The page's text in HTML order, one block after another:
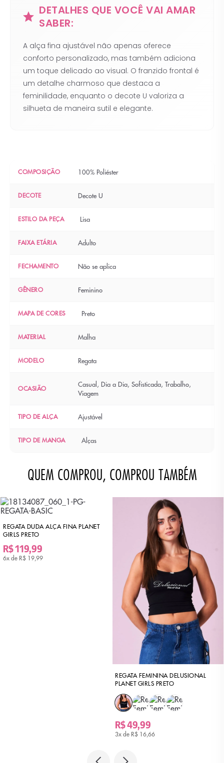
DETALHES QUE VOCÊ VAI AMAR
SABER:
A alça fina ajustável não apenas oferece
conforto personalizado, mas também adiciona
um toque delicado ao visual. O franzido frontal é
um detalhe charmoso que destaca a
feminilidade, enquanto o decote U valoriza a
silhueta de maneira sutil e elegante.
COMPOSIÇÃO 100% Poliéster
DECOTE Decote U
ESTILO DA PEÇA Lisa
FAIXA ETÁRIA Adulto
FECHAMENTO Não se aplica
GÊNERO Feminino
MAPA DE CORES Preto
MATERIAL Malha
MODELO Regata
OCASIÃO
Casual, Dia a Dia, Sofisticada, Trabalho,
Viagem
TIPO DE ALÇA Ajustável
TIPO DE MANGA Alças
QUEM COMPROU, COMPROU TAMBÉM
REGATA DUDA ALÇA FINA PLANET
GIRLS PRETO
R$ 119,99
6x de R$ 19,99
REGATA FEMININA DELUSIONAL
PLANET GIRLS PRETO
R$ 49,99
3x de R$ 16,66